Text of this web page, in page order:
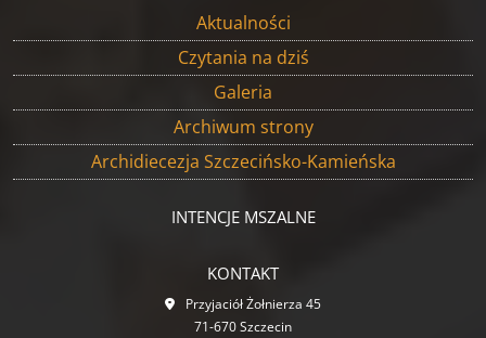
Aktualności
Czytania na dziś
Galeria
Archiwum strony
Archidiecezja Szczecińsko-Kamieńska
INTENCJE MSZALNE
KONTAKT
Przyjaciół Żołnierza 45
71-670 Szczecin